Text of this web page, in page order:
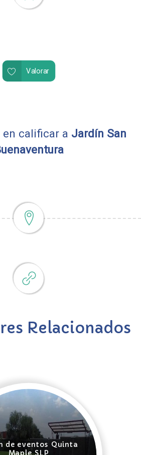
Valorar
calificar a Jardín San
Relacionados
de eventos Quinta
Maple SLP